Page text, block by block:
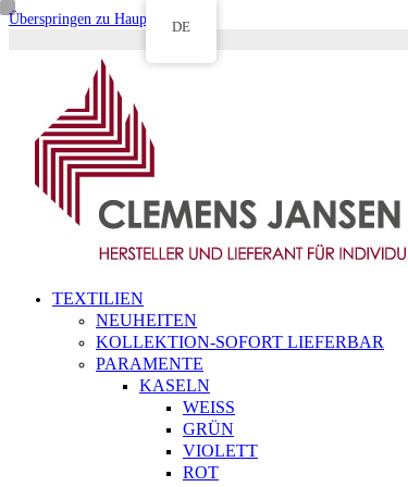
Überspringen zu Hauptinhalt
TEXTILIEN
NEUHEITEN
KOLLEKTION-SOFORT LIEFERBAR
PARAMENTE
KASELN
WEISS
GRÜN
VIOLETT
ROT
DE